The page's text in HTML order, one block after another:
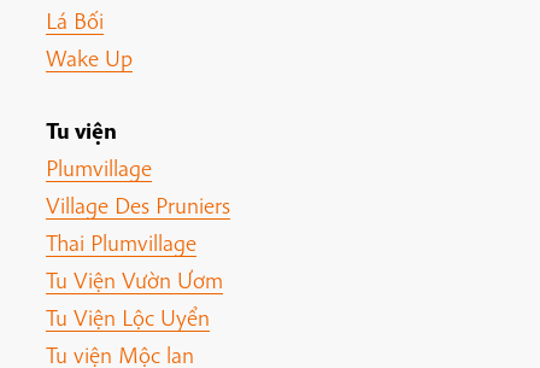
Lá Bối
Wake Up
Tu viện
Plumvillage
Village Des Pruniers
Thai Plumvillage
Tu Viện Vườn Ươm
Tu Viện Lộc Uyển
Tu viện Mộc lan